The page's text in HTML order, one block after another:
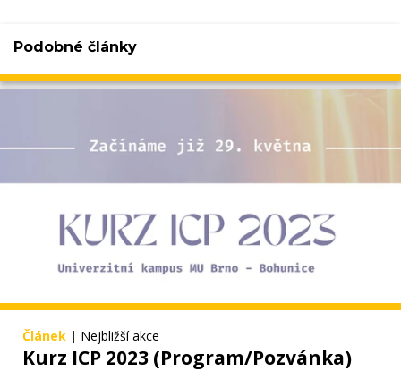
Podobné články
Článek | Nejbližší akce
Kurz ICP 2023 (Program/Pozvánka)